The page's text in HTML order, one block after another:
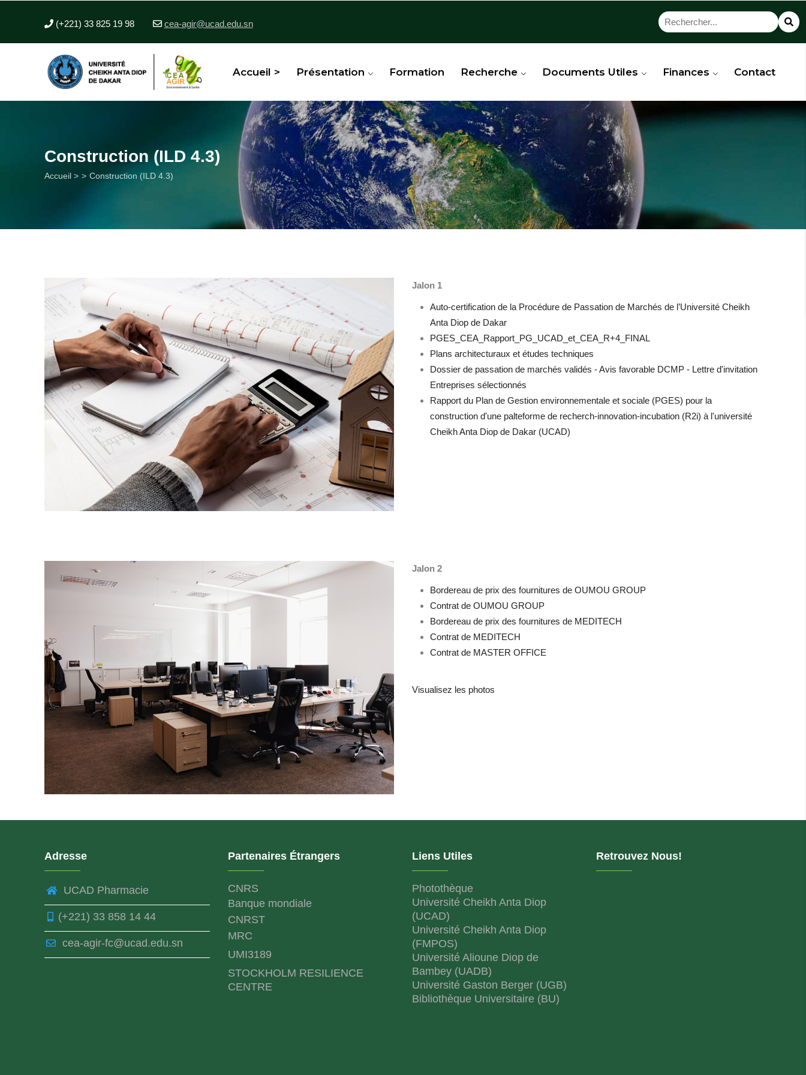
(+221) 33 825 19 98 cea-agir@ucad.edu.sn
Accueil > Présentation Formation Recherche Documents Utiles Finances Contact
Construction (ILD 4.3)
Fil
Accueil > Construction (ILD 4.3)
Jalon 1
Auto-certification de la Procédure de Passation de Marchés de l’Université Cheikh
Anta Diop de Dakar
PGES_CEA_Rapport_PG_UCAD_et_CEA_R+4_FINAL
Plans architecturaux et études techniques
Dossier de passation de marchés validés - Avis favorable DCMP - Lettre d'invitation
Entreprises sélectionnés
Rapport du Plan de Gestion environnementale et sociale (PGES) pour la
construction d'une palteforme de recherch-innovation-incubation (R2i) à l'université
Cheikh Anta Diop de Dakar (UCAD)
Jalon 2
Bordereau de prix des fournitures de OUMOU GROUP
Contrat de OUMOU GROUP
Bordereau de prix des fournitures de MEDITECH
Contrat de MEDITECH
Contrat de MASTER OFFICE
Visualisez les photos
Adresse
UCAD Pharmacie
(+221) 33 858 14 44
cea-agir-fc@ucad.edu.sn
Partenaires Étrangers
CNRS
Banque mondiale
CNRST
MRC
UMI3189
STOCKHOLM RESILIENCE
CENTRE
Liens Utiles
Photothèque
Université Cheikh Anta Diop
(UCAD)
Université Cheikh Anta Diop
(FMPOS)
Université Alioune Diop de
Bambey (UADB)
Université Gaston Berger (UGB)
Bibliothèque Universitaire (BU)
Retrouvez Nous!